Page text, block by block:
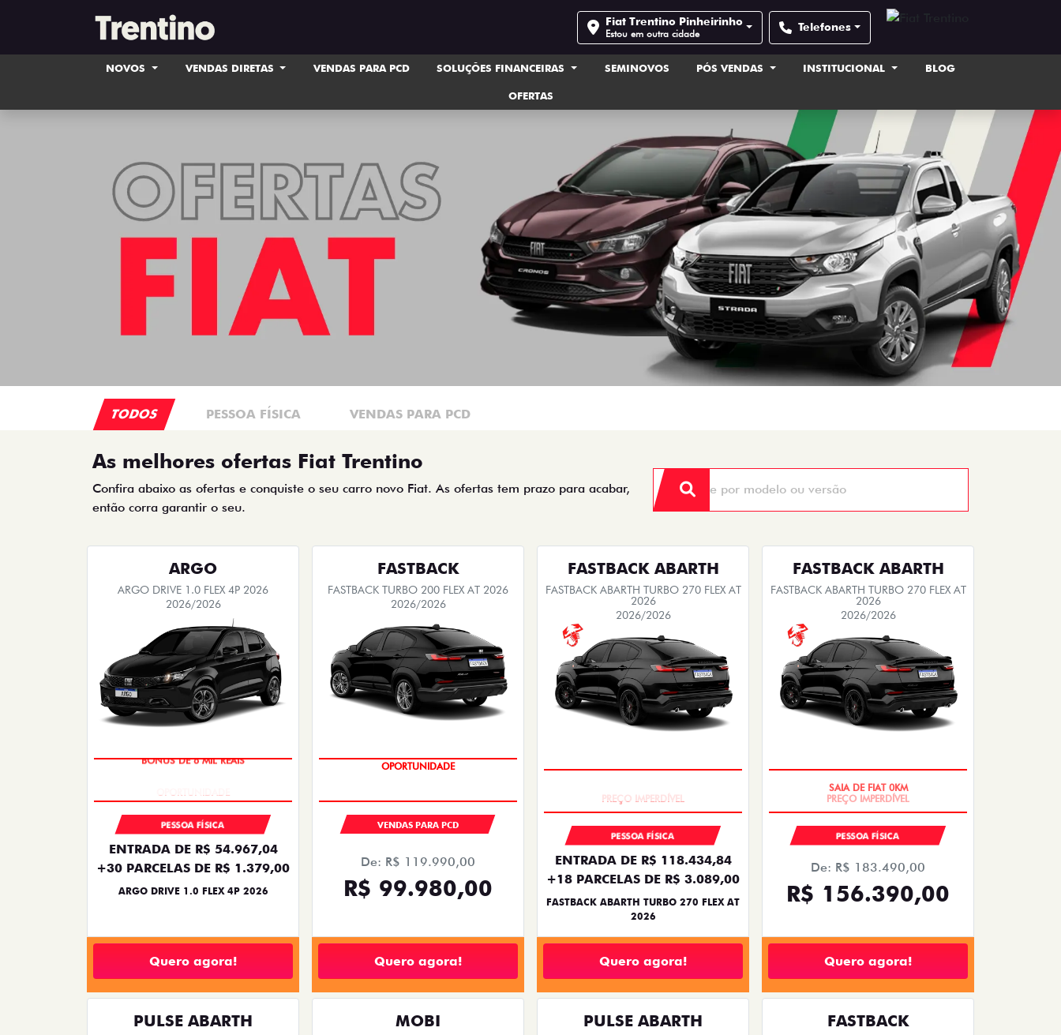
Fiat Trentino Pinheirinho
Estou em outra cidade Telefones
NOVOS VENDAS DIRETAS VENDAS PARA PCD SOLUÇÕES FINANCEIRAS SEMINOVOS PÓS VENDAS INSTITUCIONAL BLOG
OFERTAS
TODOS PESSOA FÍSICA VENDAS PARA PCD
As melhores ofertas Fiat Trentino
Confira abaixo as ofertas e conquiste o seu carro novo Fiat. As ofertas tem prazo para acabar,
então corra garantir o seu.
ARGO
ARGO DRIVE 1.0 FLEX 4P 2026
2026/2026
BÔNUS DE 6 MIL REAIS
PESSOA FÍSICA
ENTRADA DE R$ 54.967,04
+30 PARCELAS DE R$ 1.379,00
ARGO DRIVE 1.0 FLEX 4P 2026
Quero agora!
FASTBACK
FASTBACK TURBO 200 FLEX AT 2026
2026/2026
OPORTUNIDADE
VENDAS PARA PCD
De: R$ 119.990,00
R$ 99.980,00
Quero agora!
FASTBACK ABARTH
FASTBACK ABARTH TURBO 270 FLEX AT
2026
2026/2026
PESSOA FÍSICA
ENTRADA DE R$ 118.434,84
+18 PARCELAS DE R$ 3.089,00
FASTBACK ABARTH TURBO 270 FLEX AT
2026
Quero agora!
FASTBACK ABARTH
FASTBACK ABARTH TURBO 270 FLEX AT
2026
2026/2026
PESSOA FÍSICA
De: R$ 183.490,00
R$ 156.390,00
Quero agora!
PULSE ABARTH MOBI PULSE ABARTH FASTBACK